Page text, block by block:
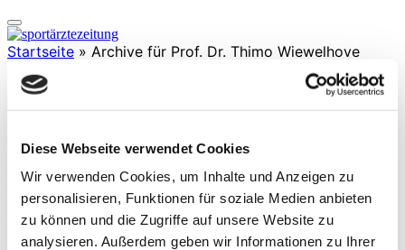
Diese Webseite verwendet Cookies
Wir verwenden Cookies, um Inhalte und Anzeigen zu
personalisieren, Funktionen für soziale Medien anbieten
zu können und die Zugriffe auf unsere Website zu
analysieren. Außerdem geben wir Informationen zu Ihrer
Startseite » Archive für Prof. Dr. Thimo Wiewelhove
Prof. Dr. Thimo Wiewelhove
ist Sportwissenschaftler und Professor für Trainingswissenschaft an
der IST-Hochschule Düsseldorf. Research Fellow des European
College of Sport Science sowie A-Trainer des Deutschen Tennis
Bundes.
(Stand 2025)